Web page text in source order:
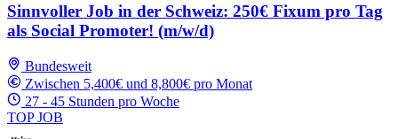
Sinnvoller Job in der Schweiz: 250€ Fixum pro Tag
als Social Promoter! (m/w/d)
Bundesweit
Zwischen 5,400€ und 8,800€ pro Monat
27 - 45 Stunden pro Woche
TOP JOB